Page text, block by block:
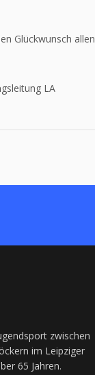
Glückwunsch
LA
zwischen
im Leipziger
65 Jahren.